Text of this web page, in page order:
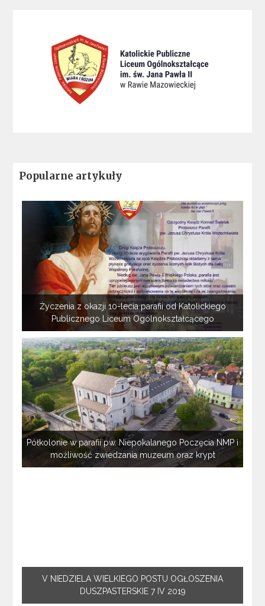
Popularne artykuły
Życzenia z okazji 10-lecia parafii od Katolickiego
Publicznego Liceum Ogólnokształcącego
Półkolonie w parafii pw. Niepokalanego Poczęcia NMP i
możliwość zwiedzania muzeum oraz krypt
V NIEDZIELA WIELKIEGO POSTU OGŁOSZENIA
DUSZPASTERSKIE 7 IV 2019